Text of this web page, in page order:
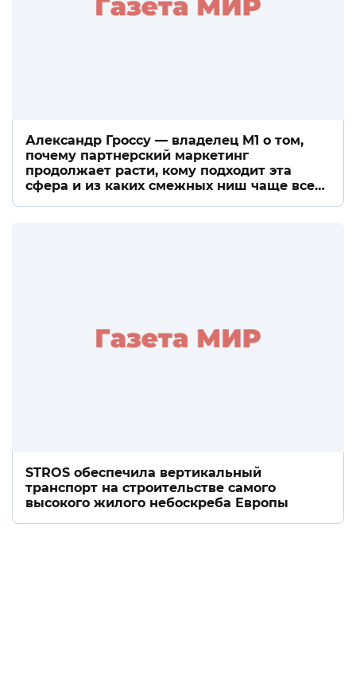
Александр Гроссу — владелец M1 о том,
почему партнерский маркетинг
продолжает расти, кому подходит эта
сфера и из каких смежных ниш чаще всего
STROS обеспечила вертикальный
транспорт на строительстве самого
высокого жилого небоскреба Европы